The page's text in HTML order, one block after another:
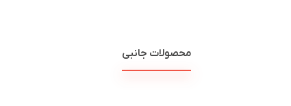
محصولات جانبی